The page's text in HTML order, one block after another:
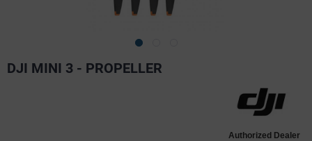
DJI MINI 3 - PROPELLER
Authorized Dealer